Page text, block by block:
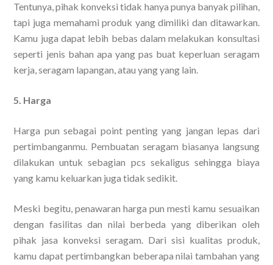
Tentunya, pihak konveksi tidak hanya punya banyak pilihan,
tapi juga memahami produk yang dimiliki dan ditawarkan.
Kamu juga dapat lebih bebas dalam melakukan konsultasi
seperti jenis bahan apa yang pas buat keperluan seragam
kerja, seragam lapangan, atau yang yang lain.
5. Harga
Harga pun sebagai point penting yang jangan lepas dari
pertimbanganmu. Pembuatan seragam biasanya langsung
dilakukan untuk sebagian pcs sekaligus sehingga biaya
yang kamu keluarkan juga tidak sedikit.
Meski begitu, penawaran harga pun mesti kamu sesuaikan
dengan fasilitas dan nilai berbeda yang diberikan oleh
pihak jasa konveksi seragam. Dari sisi kualitas produk,
kamu dapat pertimbangkan beberapa nilai tambahan yang